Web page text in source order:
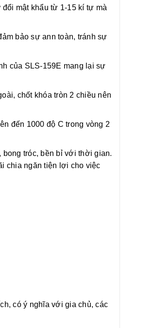
mật khẩu từ 1-15 kí tự mà
bảo sự ann toàn, tránh sự
của SLS-159E mang lại sự
chốt khóa tròn 2 chiều nên
đến 1000 độ C trong vòng 2
bong tróc, bền bỉ với thời gian.
chia ngăn tiện lợi cho việc
có ý nghĩa với gia chủ, các